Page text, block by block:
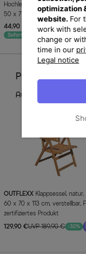
Hochlehner, anthrazit,
50 x 7 cm
44,90 €
UVP 69,90 €
-36%
Sofort lieferbar
Aus dieser Serie
OUTFLEXX
60 x 70 x 113 cm, verstellbar,
zertifiziertes Produkt
129,90 €UVP 189,90 € -32%
optimization
website.For
work with
change or
time in our
Legal notice